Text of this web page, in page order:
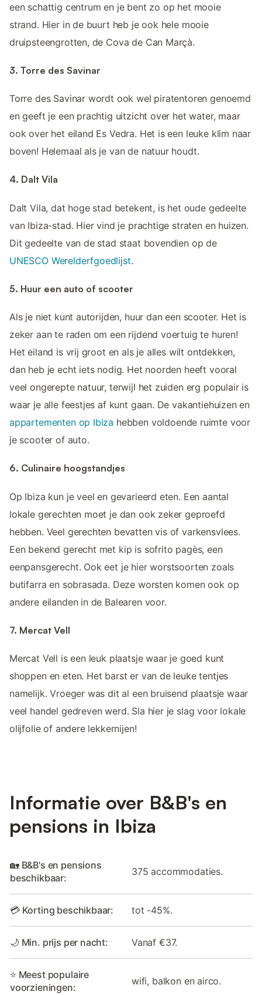
een schattig centrum en je bent zo op het mooie
strand. Hier in de buurt heb je ook hele mooie
druipsteengrotten, de Cova de Can Marçà.
3. Torre des Savinar
Torre des Savinar wordt ook wel piratentoren genoemd
en geeft je een prachtig uitzicht over het water, maar
ook over het eiland Es Vedra. Het is een leuke klim naar
boven! Helemaal als je van de natuur houdt.
4. Dalt Vila
Dalt Vila, dat hoge stad betekent, is het oude gedeelte
van Ibiza-stad. Hier vind je prachtige straten en huizen.
Dit gedeelte van de stad staat bovendien op de
UNESCO Werelderfgoedlijst.
5. Huur een auto of scooter
Als je niet kunt autorijden, huur dan een scooter. Het is
zeker aan te raden om een rijdend voertuig te huren!
Het eiland is vrij groot en als je alles wilt ontdekken,
dan heb je echt iets nodig. Het noorden heeft vooral
veel ongerepte natuur, terwijl het zuiden erg populair is
waar je alle feestjes af kunt gaan. De vakantiehuizen en
appartementen op Ibiza hebben voldoende ruimte voor
je scooter of auto.
6. Culinaire hoogstandjes
Op Ibiza kun je veel en gevarieerd eten. Een aantal
lokale gerechten moet je dan ook zeker geproefd
hebben. Veel gerechten bevatten vis of varkensvlees.
Een bekend gerecht met kip is sofrito pagès, een
eenpansgerecht. Ook eet je hier worstsoorten zoals
butifarra en sobrasada. Deze worsten komen ook op
andere eilanden in de Balearen voor.
7. Mercat Vell
Mercat Vell is een leuk plaatsje waar je goed kunt
shoppen en eten. Het barst er van de leuke tentjes
namelijk. Vroeger was dit al een bruisend plaatsje waar
veel handel gedreven werd. Sla hier je slag voor lokale
olijfolie of andere lekkernijen!
Informatie over B&B's en
pensions in Ibiza
🏡 B&B's en pensions
beschikbaar:
375 accommodaties.
💳 Korting beschikbaar: tot -45%.
🌙 Min. prijs per nacht: Vanaf €37.
⭐ Meest populaire
voorzieningen:
wifi, balkon en airco.